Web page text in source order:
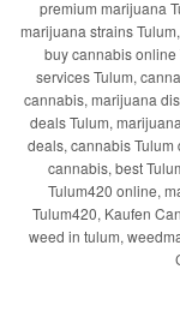
premium marijuana
marijuana strains
buy cannabis
services Tulum,
cannabis, marijuana
deals Tulum,
deals, cannabis Tulum
cannabis, best
Tulum420 online,
Tulum420, Kaufen
weed in tulum,